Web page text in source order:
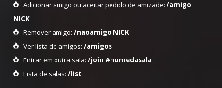
Adicionar amigo ou aceitar pedido de amizade: /amigo
NICK
Remover amigo: /naoamigo NICK
Ver lista de amigos: /amigos
Entrar em outra sala: /join #nomedasala
Lista de salas: /list